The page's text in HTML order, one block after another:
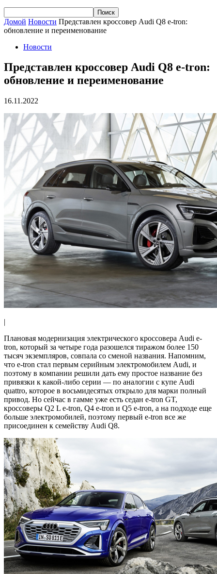
Домой Новости Представлен кроссовер Audi Q8 e-tron:
обновление и переименование
Новости
Представлен кроссовер Audi Q8 e-tron:
обновление и переименование
16.11.2022
|
Плановая модернизация электрического кроссовера Audi e-
tron, который за четыре года разошелся тиражом более 150
тысяч экземпляров, совпала со сменой названия. Напомним,
что e-tron стал первым серийным электромобилем Audi, и
поэтому в компании решили дать ему простое название без
привязки к какой-либо серии — по аналогии с купе Audi
quattro, которое в восьмидесятых открыло для марки полный
привод. Но сейчас в гамме уже есть седан e-tron GT,
кроссоверы Q2 L e-tron, Q4 e-tron и Q5 e-tron, а на подходе еще
больше электромобилей, поэтому первый e-tron все же
присоединен к семейству Audi Q8.